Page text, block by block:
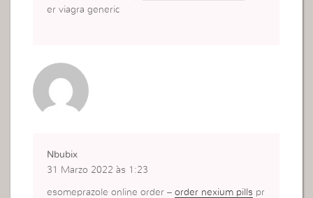
er viagra generic
Nbubix
31 Marzo 2022 às 1:23
esomeprazole online order –order nexium pills pr